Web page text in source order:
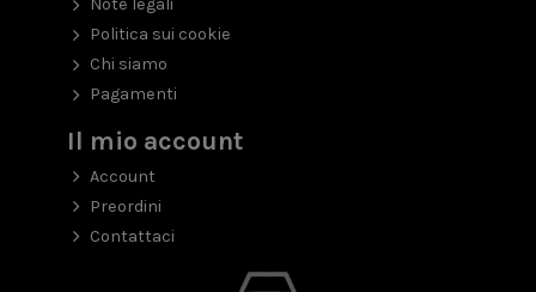
Note legali
Politica sui cookie
Chi siamo
Pagamenti
Il mio account
Account
Preordini
Contattaci